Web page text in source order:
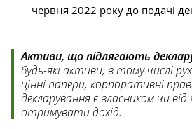
червня 2022 року до подачі
Активи, що підлягають
будь-які активи, в тому числі
цінні папери, корпоративні
декларування є власником чи
отримувати дохід.